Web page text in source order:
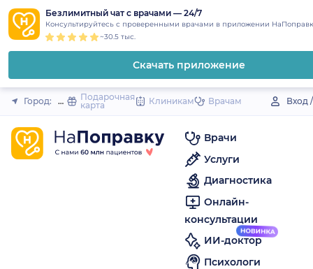
to
content
Безлимитный чат с врачами — 24/7
Консультируйтесь с проверенными врачами в приложении
~30.5 тыс.
Скачать приложение
Закрыть
Город: Орда (село)
Подарочная
карта
Клиникам Врачам Вход
Врачи
Услуги
Диагностика
Онлайн-
консультации
ИИ-доктор
Психологи